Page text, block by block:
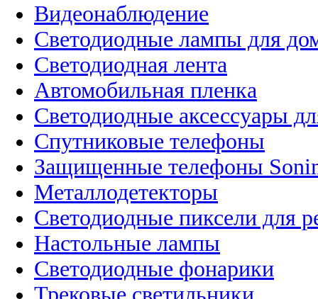
Видеонаблюдение
Светодиодные лампы для
Светодиодная лента
Автомобильная пленка
Светодиодные аксессуары
Спутниковые телефоны
Защищенные телефоны
Металлодетекторы
Светодиодные пиксели для
Настольные лампы
Светодиодные фонарики